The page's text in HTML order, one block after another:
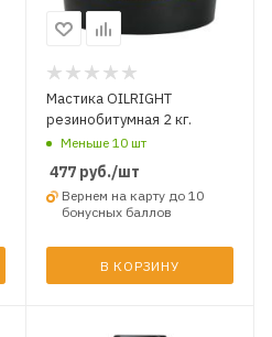
Мастика OILRIGHT
резинобитумная 2 кг.
Меньше 10 шт
477руб./шт
Вернем на карту до 10
бонусных баллов
В КОРЗИНУ